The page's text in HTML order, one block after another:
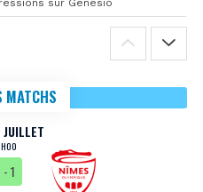
sur Genesio
MATCHS
- 1